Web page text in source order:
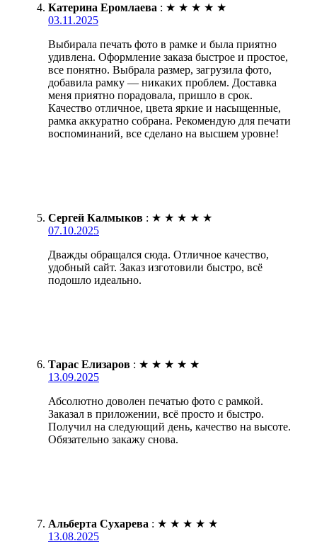
Катерина Еромлаева : ★ ★ ★ ★ ★
03.11.2025
Выбирала печать фото в рамке и была приятно
удивлена. Оформление заказа быстрое и простое,
все понятно. Выбрала размер, загрузила фото,
добавила рамку — никаких проблем. Доставка
меня приятно порадовала, пришло в срок.
Качество отличное, цвета яркие и насыщенные,
рамка аккуратно собрана. Рекомендую для печати
воспоминаний, все сделано на высшем уровне!
Сергей Калмыков : ★ ★ ★ ★ ★
07.10.2025
Дважды обращался сюда. Отличное качество,
удобный сайт. Заказ изготовили быстро, всё
подошло идеально.
Тарас Елизаров : ★ ★ ★ ★ ★
13.09.2025
Абсолютно доволен печатью фото с рамкой.
Заказал в приложении, всё просто и быстро.
Получил на следующий день, качество на высоте.
Обязательно закажу снова.
Альберта Сухарева : ★ ★ ★ ★ ★
13.08.2025